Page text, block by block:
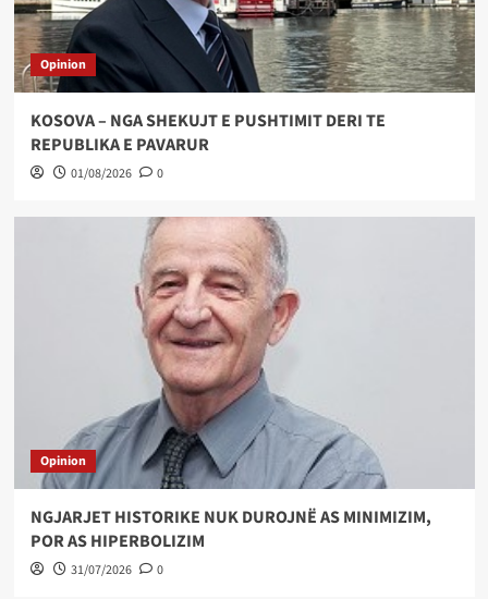
Opinion
KOSOVA – NGA SHEKUJT E PUSHTIMIT DERI TE
REPUBLIKA E PAVARUR
01/08/2026 0
Opinion
NGJARJET HISTORIKE NUK DUROJNË AS MINIMIZIM,
POR AS HIPERBOLIZIM
31/07/2026 0